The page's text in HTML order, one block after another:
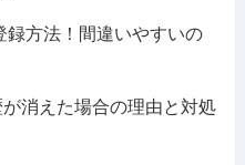
録方法！間違いやすいの
消えた場合の理由と対処